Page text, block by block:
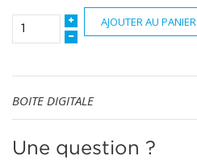
AJOUTER AU PANIER
BOITE DIGITALE
Une question ?